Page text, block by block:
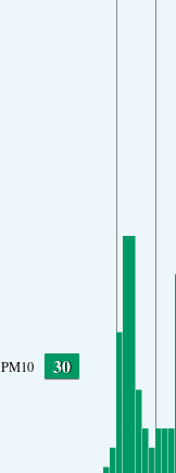
PM10 30